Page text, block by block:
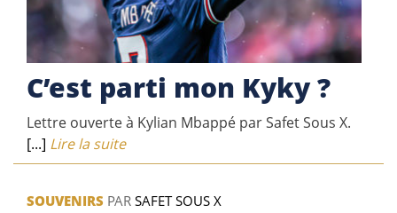
C’est parti mon Kyky ?
Lettre ouverte à Kylian Mbappé par Safet Sous X.
[...] Lire la suite
SOUVENIRS PAR SAFET SOUS X